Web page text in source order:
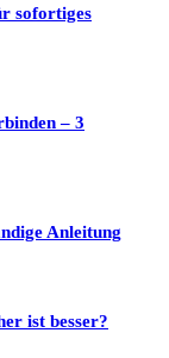
sofortiges
– 3
Anleitung
ist besser?